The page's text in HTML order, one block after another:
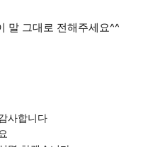
말 그대로 전해주세요^^
사합니다